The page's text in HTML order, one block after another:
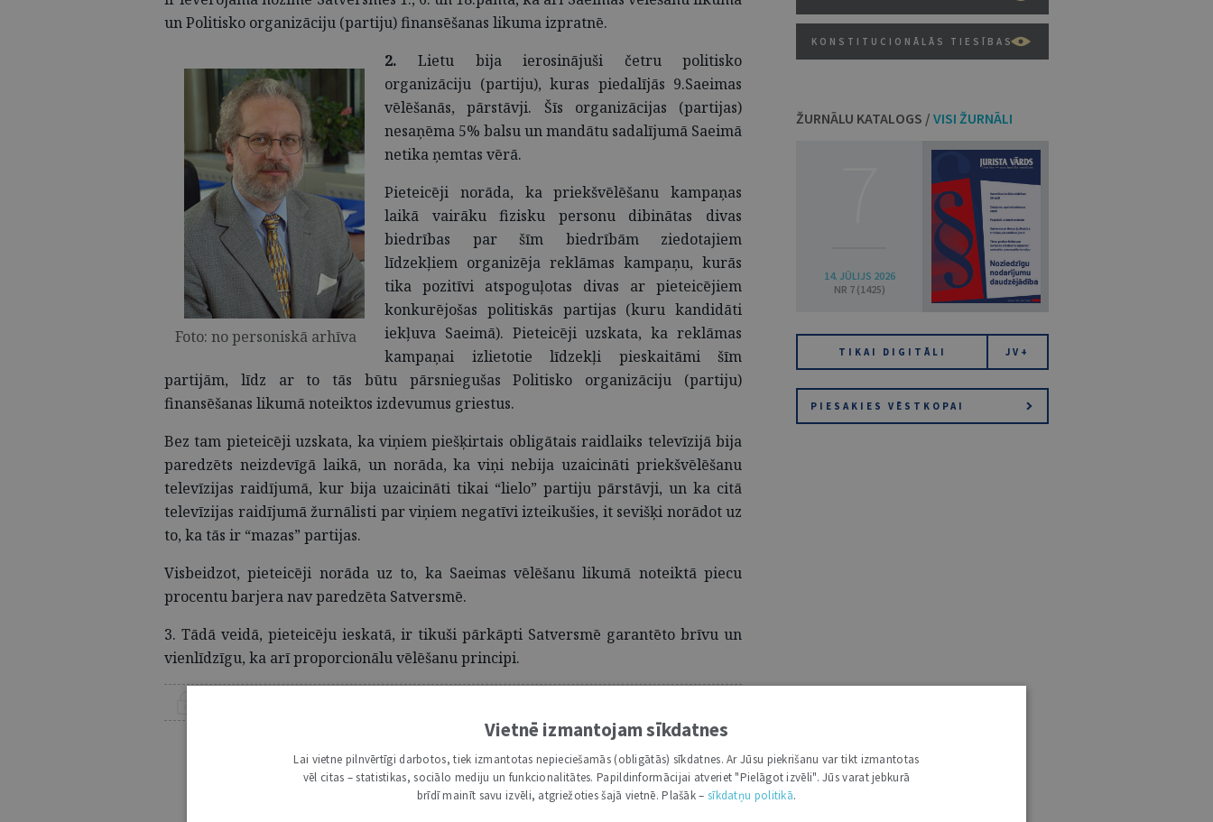
un Politisko organizāciju (partiju) finansēšanas likuma izpratnē.
Foto: no personiskā arhīva
2. Lietu bija ierosinājuši četru politisko
organizāciju (partiju), kuras piedalījās 9.Saeimas
vēlēšanās, pārstāvji. Šīs organizācijas (partijas)
nesaņēma 5% balsu un mandātu sadalījumā Saeimā
netika ņemtas vērā.
Pieteicēji norāda, ka priekšvēlēšanu kampaņas
laikā vairāku fizisku personu dibinātas divas
biedrības par šīm biedrībām ziedotajiem
līdzekļiem organizēja reklāmas kampaņu, kurās
tika pozitīvi atspoguļotas divas ar pieteicējiem
konkurējošas politiskās partijas (kuru kandidāti
iekļuva Saeimā). Pieteicēji uzskata, ka reklāmas
kampaņai izlietotie līdzekļi pieskaitāmi šīm
partijām, līdz ar to tās būtu pārsniegušas Politisko organizāciju (partiju)
finansēšanas likumā noteiktos izdevumus griestus.
Bez tam pieteicēji uzskata, ka viņiem piešķirtais obligātais raidlaiks televīzijā bija
paredzēts neizdevīgā laikā, un norāda, ka viņi nebija uzaicināti priekšvēlēšanu
televīzijas raidījumā, kur bija uzaicināti tikai “lielo” partiju pārstāvji, un ka citā
televīzijas raidījumā žurnālisti par viņiem negatīvi izteikušies, it sevišķi norādot uz
to, ka tās ir “mazas” partijas.
Visbeidzot, pieteicēji norāda uz to, ka Saeimas vēlēšanu likumā noteiktā piecu
procentu barjera nav paredzēta Satversmē.
3. Tādā veidā, pieteicēju ieskatā, ir tikuši pārkāpti Satversmē garantēto brīvu un
vienlīdzīgu, ka arī proporcionālu vēlēšanu principi.
Lai lasītu šo rakstu tālāk, Tev jābūt žurnāla abonentam.
Esošos abonentus lūdzam autorizēties:
KONSTITUCIONĀLĀS TIESĪBAS
ŽURNĀLU KATALOGS / VISI ŽURNĀLI
14. JŪLIJS 2026
NR 7 (1425)
TIKAI DIGITĀLI JV+
PIESAKIES VĒSTKOPAI
Vietnē izmantojam sīkdatnes
Lai vietne pilnvērtīgi darbotos, tiek izmantotas nepieciešamās (obligātās) sīkdatnes. Ar Jūsu piekrišanu var tikt izmantotas
vēl citas – statistikas, sociālo mediju un funkcionalitātes. Papildinformācijai atveriet "Pielāgot izvēli". Jūs varat jebkurā
brīdī mainīt savu izvēli, atgriežoties šajā vietnē. Plašāk – sīkdatņu politikā.